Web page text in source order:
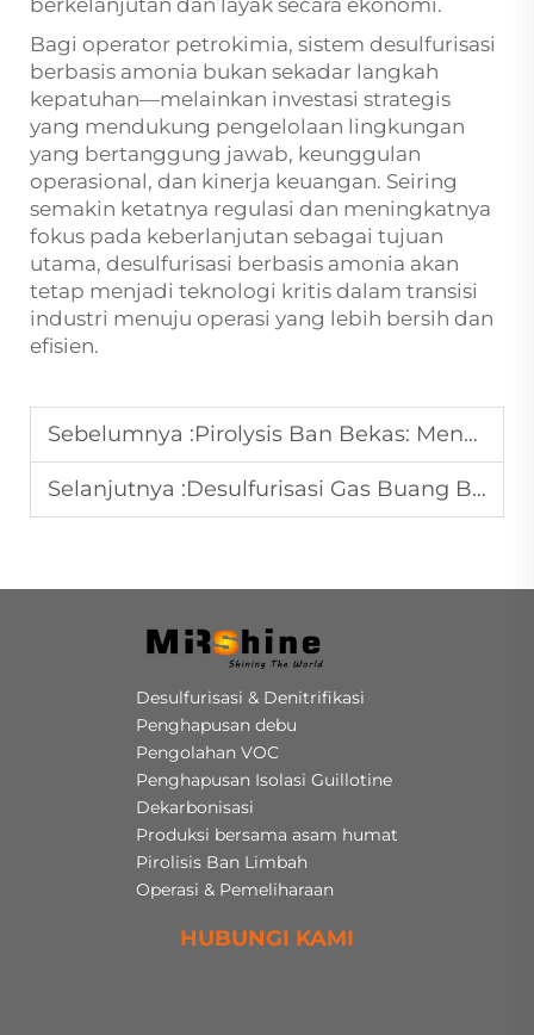
berkelanjutan dan layak secara ekonomi.
Bagi operator petrokimia, sistem desulfurisasi
berbasis amonia bukan sekadar langkah
kepatuhan—melainkan investasi strategis
yang mendukung pengelolaan lingkungan
yang bertanggung jawab, keunggulan
operasional, dan kinerja keuangan. Seiring
semakin ketatnya regulasi dan meningkatnya
fokus pada keberlanjutan sebagai tujuan
utama, desulfurisasi berbasis amonia akan
tetap menjadi teknologi kritis dalam transisi
industri menuju operasi yang lebih bersih dan
efisien.
Sebelumnya :Pirolysis Ban Bekas: Mengubah Ban Bekas menjadi Sumber Daya Bernilai
Selanjutnya :Desulfurisasi Gas Buang Berbasis Amonia di Industri Baja: Mencapai Emisi Ultra-Rendah dan Efisiensi Operasional
Desulfurisasi & Denitrifikasi
Penghapusan debu
Pengolahan VOC
Penghapusan Isolasi Guillotine
Dekarbonisasi
Produksi bersama asam humat
Pirolisis Ban Limbah
Operasi & Pemeliharaan
HUBUNGI KAMI